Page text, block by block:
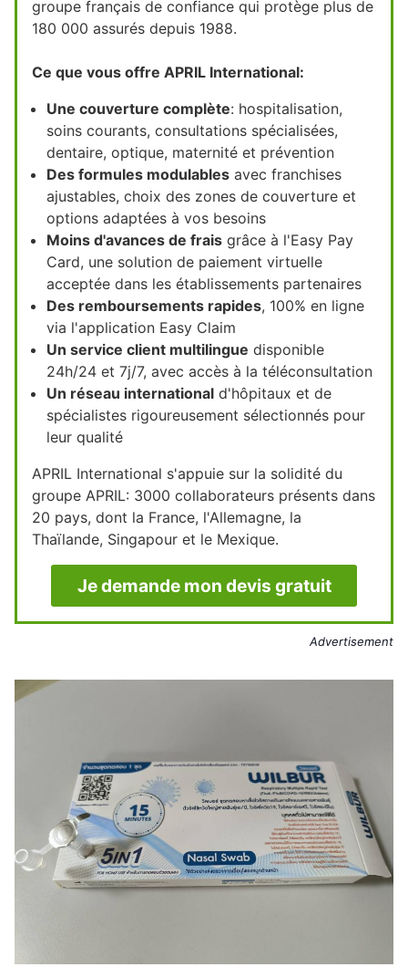
groupe français de confiance qui protège plus de
180 000 assurés depuis 1988.
Ce que vous offre APRIL International:
Une couverture complète: hospitalisation,
soins courants, consultations spécialisées,
dentaire, optique, maternité et prévention
Des formules modulables avec franchises
ajustables, choix des zones de couverture et
options adaptées à vos besoins
Moins d'avances de frais grâce à l'Easy Pay
Card, une solution de paiement virtuelle
acceptée dans les établissements partenaires
Des remboursements rapides, 100% en ligne
via l'application Easy Claim
Un service client multilingue disponible
24h/24 et 7j/7, avec accès à la téléconsultation
Un réseau international d'hôpitaux et de
spécialistes rigoureusement sélectionnés pour
leur qualité
APRIL International s'appuie sur la solidité du
groupe APRIL: 3000 collaborateurs présents dans
20 pays, dont la France, l'Allemagne, la
Thaïlande, Singapour et le Mexique.
Je demande mon devis gratuit
Advertisement